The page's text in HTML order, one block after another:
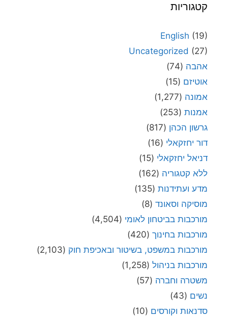
קטגוריות
English (19)
Uncategorized (27)
אהבה (74)
אוטיזם (15)
אמונה (1,277)
אמנות (253)
גרשון הכהן (817)
דור יחזקאלי (16)
דניאל יחזקאלי (15)
ללא קטגוריה (162)
מדע ועתידנות (135)
מוסיקה וסאונד (8)
מורכבות בביטחון לאומי (4,504)
מורכבות בחינוך (420)
מורכבות במשפט, בשיטור ובאכיפת חוק (2,103)
מורכבות בניהול (1,258)
משטרה וחברה (57)
נשים (43)
סדנאות וקורסים (10)